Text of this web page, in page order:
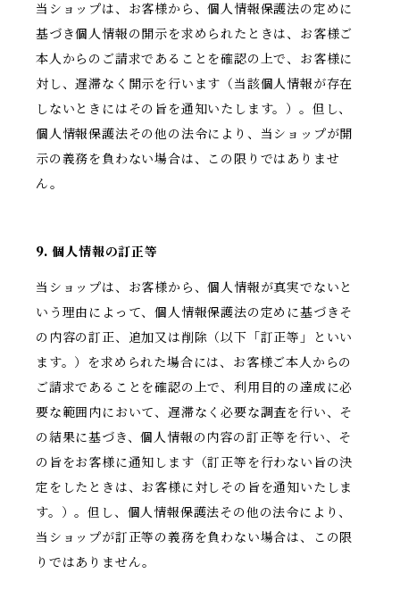
当ショップは、お客様から、個人情報保護法の定めに
基づき個人情報の開示を求められたときは、お客様ご
本人からのご請求であることを確認の上で、お客様に
対し、遅滞なく開示を行います（当該個人情報が存在
しないときにはその旨を通知いたします。）。但し、
個人情報保護法その他の法令により、当ショップが開
示の義務を負わない場合は、この限りではありませ
ん。
9. 個人情報の訂正等
当ショップは、お客様から、個人情報が真実でないと
いう理由によって、個人情報保護法の定めに基づきそ
の内容の訂正、追加又は削除（以下「訂正等」といい
ます。）を求められた場合には、お客様ご本人からの
ご請求であることを確認の上で、利用目的の達成に必
要な範囲内において、遅滞なく必要な調査を行い、そ
の結果に基づき、個人情報の内容の訂正等を行い、そ
の旨をお客様に通知します（訂正等を行わない旨の決
定をしたときは、お客様に対しその旨を通知いたしま
す。）。但し、個人情報保護法その他の法令により、
当ショップが訂正等の義務を負わない場合は、この限
りではありません。